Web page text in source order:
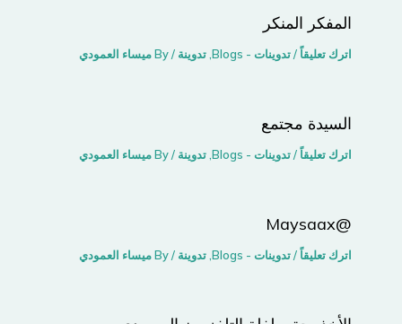
المفكر المنكر
اترك تعليقاً /تدوينات - Blogs ,تدوينة / By ميساء العمودي
السيدة مجتمع
اترك تعليقاً /تدوينات - Blogs ,تدوينة / By ميساء العمودي
@Maysaax
اترك تعليقاً /تدوينات - Blogs ,تدوينة / By ميساء العمودي